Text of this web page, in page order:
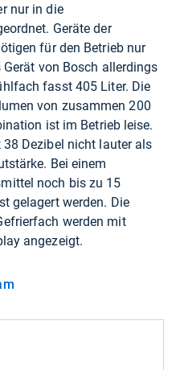
nur in die
Geräte der
für den Betrieb nur
von Bosch allerdings
fasst 405 Liter. Die
von zusammen 200
ist im Betrieb leise.
Dezibel nicht lauter als
Bei einem
noch bis zu 15
gelagert werden. Die
werden mit
angezeigt.